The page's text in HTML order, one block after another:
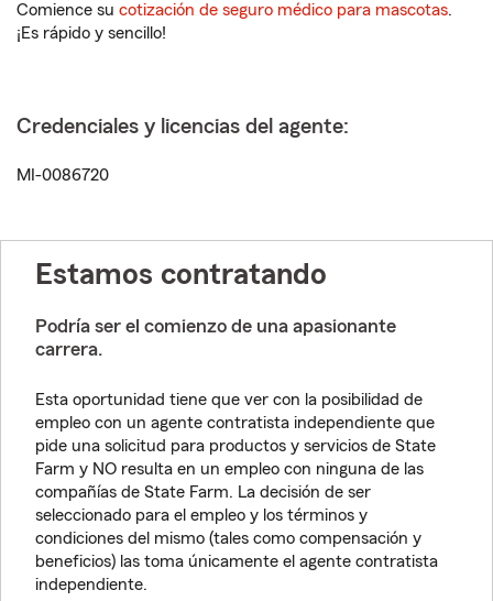
Comience su cotización de seguro médico para mascotas.
¡Es rápido y sencillo!
Credenciales y licencias del agente:
MI-0086720
Estamos contratando
Podría ser el comienzo de una apasionante
carrera.
Esta oportunidad tiene que ver con la posibilidad de
empleo con un agente contratista independiente que
pide una solicitud para productos y servicios de State
Farm y NO resulta en un empleo con ninguna de las
compañías de State Farm. La decisión de ser
seleccionado para el empleo y los términos y
condiciones del mismo (tales como compensación y
beneficios) las toma únicamente el agente contratista
independiente.